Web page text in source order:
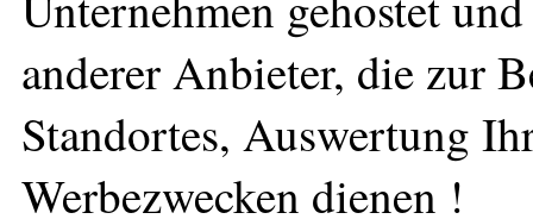
anderer Anbieter, die zur
Standortes, Auswertung
Werbezwecken dienen !